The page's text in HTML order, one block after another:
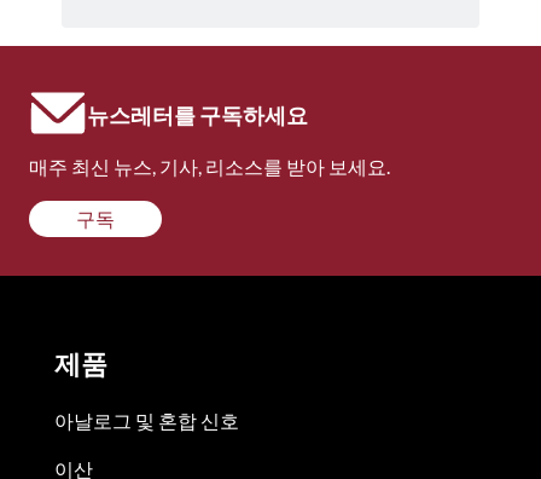
뉴스레터를 구독하세요
매주 최신 뉴스, 기사, 리소스를 받아 보세요.
구독
제품
아날로그 및 혼합 신호
이산